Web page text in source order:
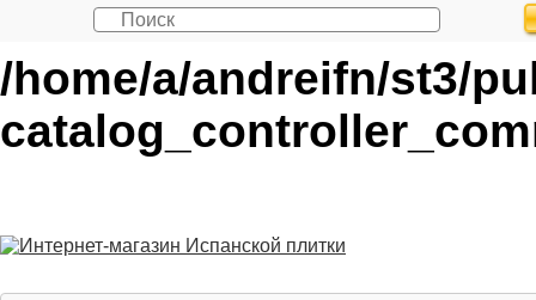
Notice: Undefined
/home/a/andreifn/st3/